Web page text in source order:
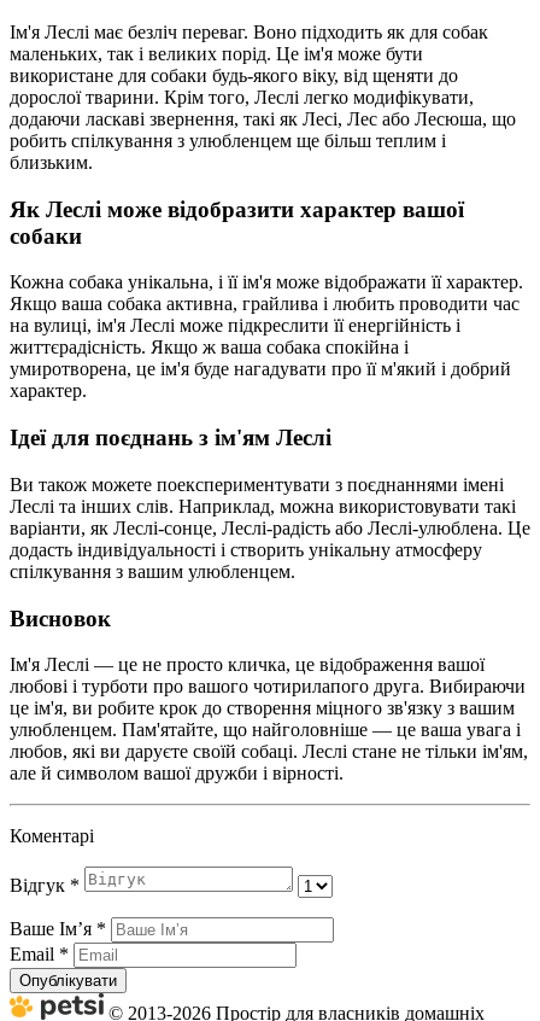
Ім'я Леслі має безліч переваг. Воно підходить як для собак
маленьких, так і великих порід. Це ім'я може бути
використане для собаки будь-якого віку, від щеняти до
дорослої тварини. Крім того, Леслі легко модифікувати,
додаючи ласкаві звернення, такі як Лесі, Лес або Лесюша, що
робить спілкування з улюбленцем ще більш теплим і
близьким.
Як Леслі може відобразити характер вашої
собаки
Кожна собака унікальна, і її ім'я може відображати її характер.
Якщо ваша собака активна, грайлива і любить проводити час
на вулиці, ім'я Леслі може підкреслити її енергійність і
життєрадісність. Якщо ж ваша собака спокійна і
умиротворена, це ім'я буде нагадувати про її м'який і добрий
характер.
Ідеї для поєднань з ім'ям Леслі
Ви також можете поекспериментувати з поєднаннями імені
Леслі та інших слів. Наприклад, можна використовувати такі
варіанти, як Леслі-сонце, Леслі-радість або Леслі-улюблена. Це
додасть індивідуальності і створить унікальну атмосферу
спілкування з вашим улюбленцем.
Висновок
Ім'я Леслі — це не просто кличка, це відображення вашої
любові і турботи про вашого чотирилапого друга. Вибираючи
це ім'я, ви робите крок до створення міцного зв'язку з вашим
улюбленцем. Пам'ятайте, що найголовніше — це ваша увага і
любов, які ви даруєте своїй собаці. Леслі стане не тільки ім'ям,
але й символом вашої дружби і вірності.
Коментарі
Відгук *
Ваше Імʼя *
Email *
Опублікувати
© 2013-2026 Простір для власників домашніх